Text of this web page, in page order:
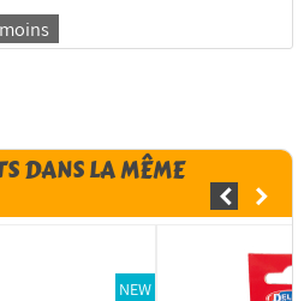
DANS LA MÊME
NEW